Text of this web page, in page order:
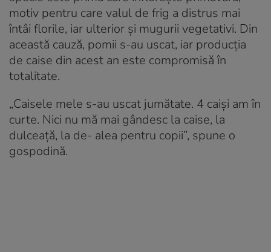
motiv pentru care valul de frig a distrus mai
întâi florile, iar ulterior și mugurii vegetativi. Din
această cauză, pomii s-au uscat, iar producția
de caise din acest an este compromisă în
totalitate.
„Caisele mele s-au uscat jumătate. 4 caişi am în
curte. Nici nu mă mai gândesc la caise, la
dulceaţă, la de- alea pentru copii”, spune o
gospodină.